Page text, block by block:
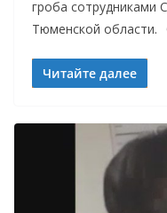
гроба сотрудниками
Тюменской
Читайте далее